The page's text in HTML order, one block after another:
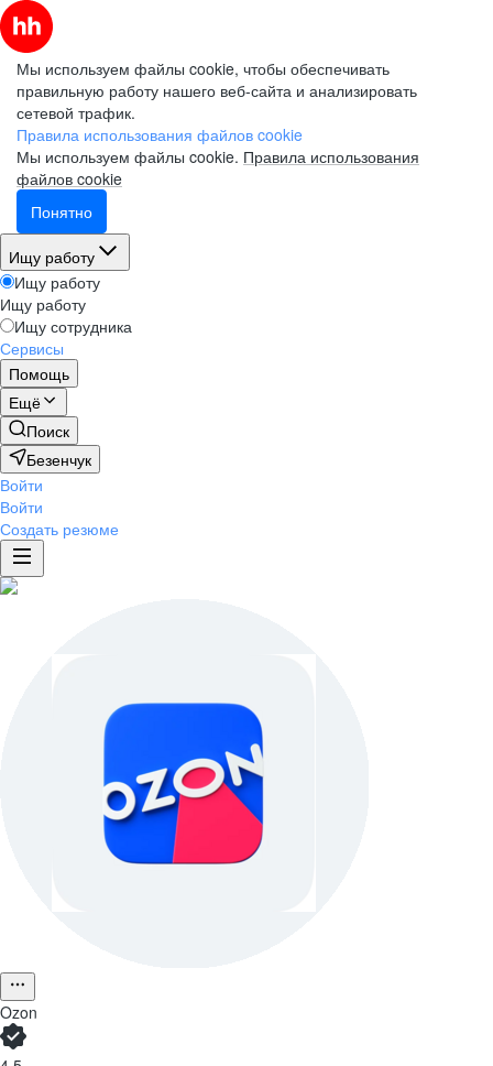
Мы используем файлы cookie, чтобы обеспечивать
правильную работу нашего веб-сайта и анализировать
сетевой трафик.
Правила использования файлов cookie
Мы используем файлы cookie. Правила использования
файлов cookie
Понятно
Ищу работу
Ищу работу
Ищу работу
Ищу сотрудника
Сервисы
Помощь
Ещё
Поиск
Безенчук
Войти
Войти
Создать резюме
Ozon